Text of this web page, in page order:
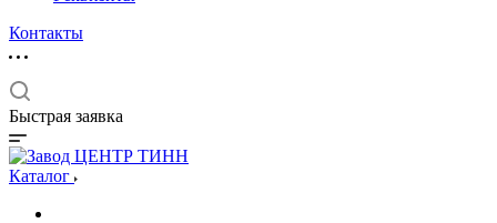
Контакты
Быстрая заявка
Каталог